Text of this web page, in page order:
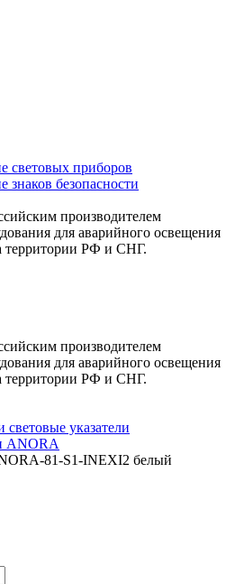
световых приборов
знаков безопасности
производителем
для аварийного освещения
территории РФ и СНГ.
производителем
для аварийного освещения
территории РФ и СНГ.
указатели
ANORA
81-S1-INEXI2 белый